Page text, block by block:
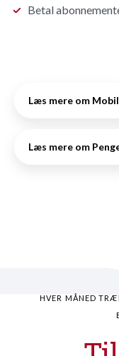
Betal
Læs mere om
Læs mere om
HVER MÅNED